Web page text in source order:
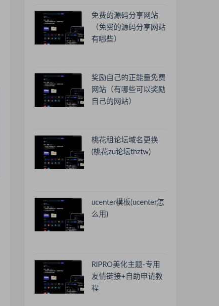
免费的源码分享网站
（免费的源码分享网站
有哪些）
奖励自己的正能量免费
网站（有哪些可以奖励
自己的网站）
桃花租论坛域名更换
(桃花zu论坛thztw)
ucenter模板(ucenter怎
么用)
RIPRO美化主题-专用
友情链接+自助申请教
程